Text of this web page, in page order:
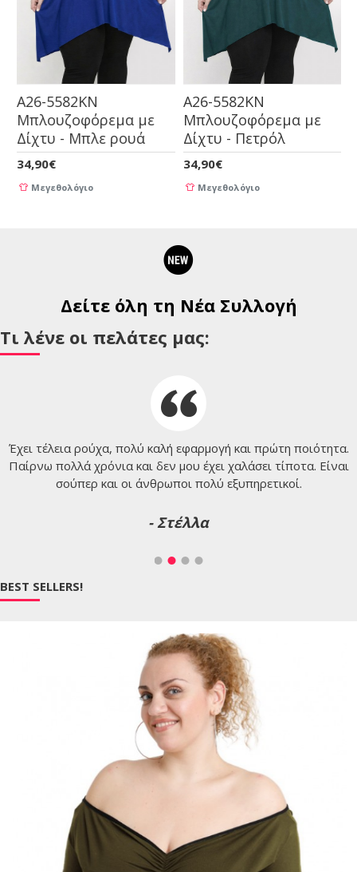
A26-5582KN
Μπλουζοφόρεμα με
Δίχτυ - Μπλε ρουά
34,90€
Μεγεθολόγιο
A26-5582KN
Μπλουζοφόρεμα με
Δίχτυ - Πετρόλ
34,90€
Μεγεθολόγιο
Δείτε όλη τη Νέα Συλλογή
Τι λένε οι πελάτες μας:
Έχει τέλεια ρούχα, πολύ καλή εφαρμογή και πρώτη ποιότητα.
Παίρνω πολλά χρόνια και δεν μου έχει χαλάσει τίποτα. Είναι
σούπερ και οι άνθρωποι πολύ εξυπηρετικοί.
- Στέλλα
BEST SELLERS!